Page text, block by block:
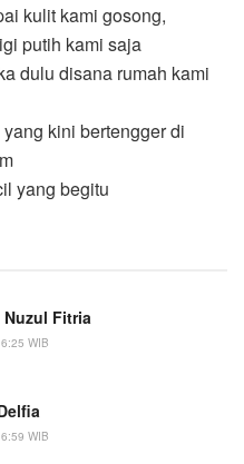
kulit kami gosong,
putih kami saja
dulu disana rumah kami
kini bertengger di
yang begitu
Fitria
WIB
WIB